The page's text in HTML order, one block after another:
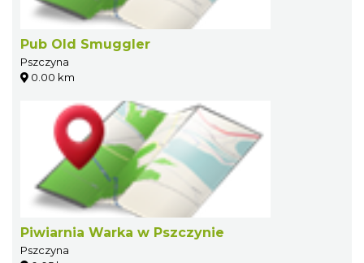
Pub Old Smuggler
Pszczyna
0.00 km
Piwiarnia Warka w Pszczynie
Pszczyna